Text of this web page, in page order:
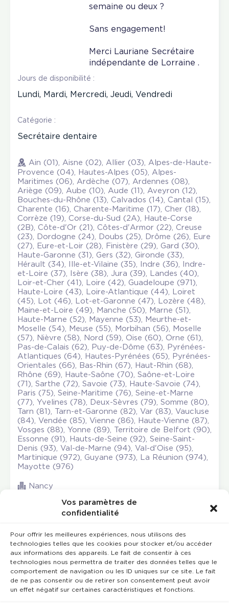
Vos paramètres de
confidentialité
Pour offrir les meilleures expériences, nous utilisons des
technologies telles que les cookies pour stocker et/ou accéder
aux informations des appareils. Le fait de consentir à ces
technologies nous permettra de traiter des données telles que le
comportement de navigation ou les ID uniques sur ce site. Le fait
de ne pas consentir ou de retirer son consentement peut avoir
un effet négatif sur certaines caractéristiques et fonctions.
semaine ou deux ?
Sans engagement!
Merci Lauriane Secrétaire
indépendante de Lorraine .
Jours de disponibilité :
Lundi, Mardi, Mercredi, Jeudi, Vendredi
Catégorie :
Secrétaire dentaire
Ain (01), Aisne (02), Allier (03), Alpes-de-Haute-
Provence (04), Hautes-Alpes (05), Alpes-
Maritimes (06), Ardèche (07), Ardennes (08),
Ariège (09), Aube (10), Aude (11), Aveyron (12),
Bouches-du-Rhône (13), Calvados (14), Cantal (15),
Charente (16), Charente-Maritime (17), Cher (18),
Corrèze (19), Corse-du-Sud (2A), Haute-Corse
(2B), Côte-d'Or (21), Côtes-d'Armor (22), Creuse
(23), Dordogne (24), Doubs (25), Drôme (26), Eure
(27), Eure-et-Loir (28), Finistère (29), Gard (30),
Haute-Garonne (31), Gers (32), Gironde (33),
Hérault (34), Ille-et-Vilaine (35), Indre (36), Indre-
et-Loire (37), Isère (38), Jura (39), Landes (40),
Loir-et-Cher (41), Loire (42), Guadeloupe (971),
Haute-Loire (43), Loire-Atlantique (44), Loiret
(45), Lot (46), Lot-et-Garonne (47), Lozère (48),
Maine-et-Loire (49), Manche (50), Marne (51),
Haute-Marne (52), Mayenne (53), Meurthe-et-
Moselle (54), Meuse (55), Morbihan (56), Moselle
(57), Nièvre (58), Nord (59), Oise (60), Orne (61),
Pas-de-Calais (62), Puy-de-Dôme (63), Pyrénées-
Atlantiques (64), Hautes-Pyrénées (65), Pyrénées-
Orientales (66), Bas-Rhin (67), Haut-Rhin (68),
Rhône (69), Haute-Saône (70), Saône-et-Loire
(71), Sarthe (72), Savoie (73), Haute-Savoie (74),
Paris (75), Seine-Maritime (76), Seine-et-Marne
(77), Yvelines (78), Deux-Sèvres (79), Somme (80),
Tarn (81), Tarn-et-Garonne (82), Var (83), Vaucluse
(84), Vendée (85), Vienne (86), Haute-Vienne (87),
Vosges (88), Yonne (89), Territoire de Belfort (90),
Essonne (91), Hauts-de-Seine (92), Seine-Saint-
Denis (93), Val-de-Marne (94), Val-d'Oise (95),
Martinique (972), Guyane (973), La Réunion (974),
Mayotte (976)
Nancy